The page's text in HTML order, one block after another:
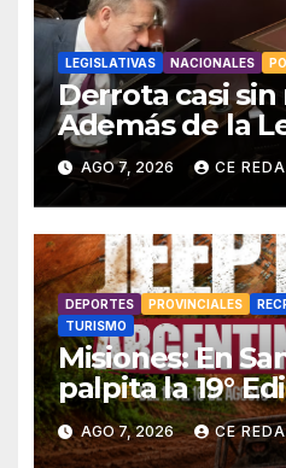
LEGISLATIVAS NACIONALES
Derrota casi
Además de la
el gobierno
retirar el
AGO 7, 2026 CE
DEPORTES PROVINCIALES
TURISMO
Misiones: En
palpita la 19°
«Jeep Fest» –
detalles
AGO 7, 2026 CE